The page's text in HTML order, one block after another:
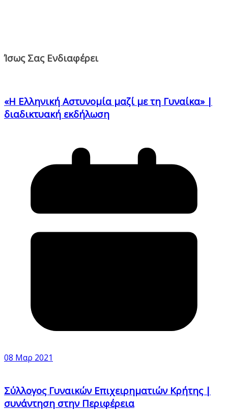
Ίσως Σας Ενδιαφέρει
«Η Ελληνική Αστυνομία μαζί με τη Γυναίκα» |
διαδικτυακή εκδήλωση
08 Μαρ 2021
Σύλλογος Γυναικών Επιχειρηματιών Κρήτης |
συνάντηση στην Περιφέρεια